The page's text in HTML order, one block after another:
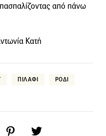
πασπαλίζοντας από πάνω
Κατή
ΠΙΛΑΦΙ ΡΟΔΙ